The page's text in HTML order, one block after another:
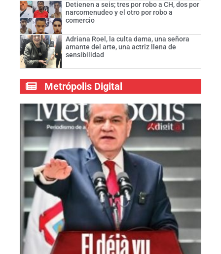
Detienen a seis; tres por robo a CH, dos por
narcomenudeo y el otro por robo a
comercio
Adriana Roel, la culta dama, una señora
amante del arte, una actriz llena de
sensibilidad
Metrópolis Digital